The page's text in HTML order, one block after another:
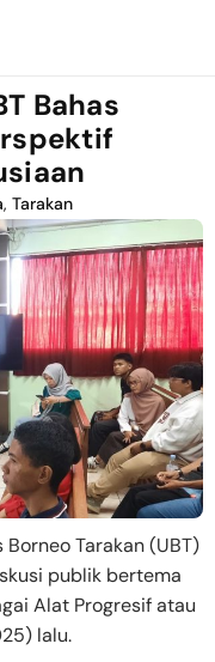
Bahas
, Tarakan
Tarakan (UBT)
publik bertema
Alat Progresif atau
lalu.